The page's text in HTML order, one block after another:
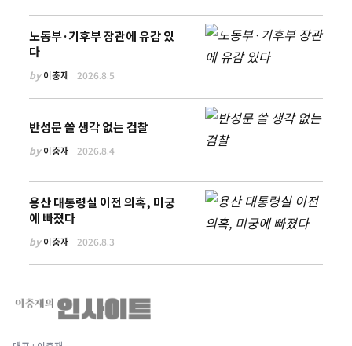
노동부·기후부 장관에 유감 있
다
by이충재 2026.8.5
반성문 쓸 생각 없는 검찰
by이충재 2026.8.4
용산 대통령실 이전 의혹, 미궁
에 빠졌다
by이충재 2026.8.3